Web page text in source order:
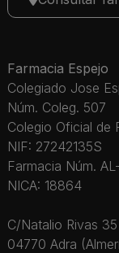
Farmacia Espejo
Colegiado Jose
Núm. Coleg. 507
Colegio Oficial de
NIF: 27242135S
Farmacia Núm.
NICA: 18864
C/Natalio Rivas 35
04770 Adra